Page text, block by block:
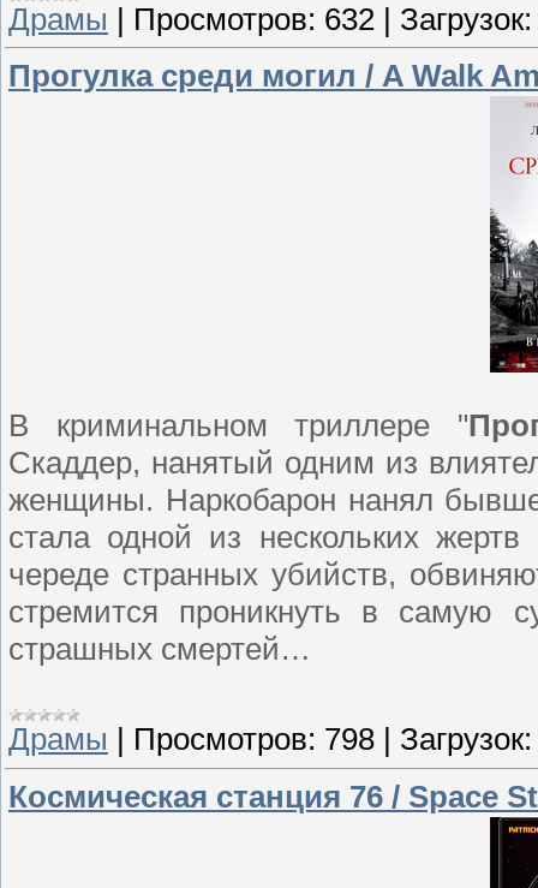
Драмы | Просмотров: 632 | Загрузок:
Прогулка среди могил / A Walk
В криминальном триллере "
Скаддер, нанятый одним из
женщины. Наркобарон нанял
стала одной из нескольких
череде странных убийств,
стремится проникнуть в самую
страшных смертей…
Драмы Просмотров: 798
Загрузок:
Космическая станция 76 / Space